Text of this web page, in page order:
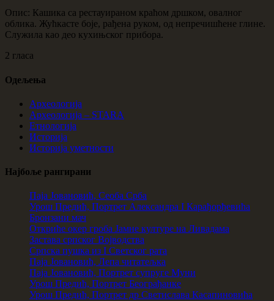
Опис: Кашика са рестауираном краћом дршком, овалног
облика. Жућкасте боје, рађена руком, од непречишћене глине.
Служила као део кухињског прибора.
2 гласа
Одељења
Археологија
Археологија – STARA
Етнологија
Историја
Историја уметности
Најбоље рангирани
Паја Јовановић, Сеоба Срба
Урош Предић, Портрет Александра I Карађорђевића
Бронзани мач
Откриће окер гроба Јамне културе на Ливадама
Застава српског Војводства
Српска пушка из I Светског рата
Паја Јовановић, Лепа читатељка
Паја Јовановић, Портрет супруге Муни
Урош Предић, Портрет Београђанке
Урош Предић, Портрет др Светислава Касапиновића